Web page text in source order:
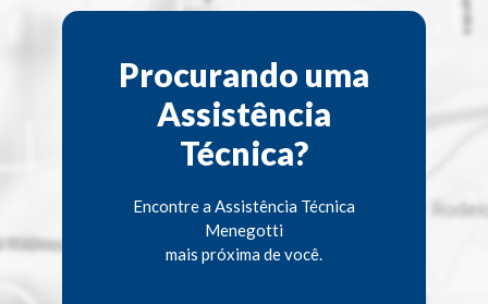
Procurando uma
Assistência
Técnica?
Encontre a Assistência Técnica
Menegotti
mais próxima de você.